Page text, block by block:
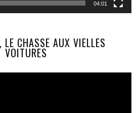
04:01
LE CHASSE AUX VIELLES
VOITURES